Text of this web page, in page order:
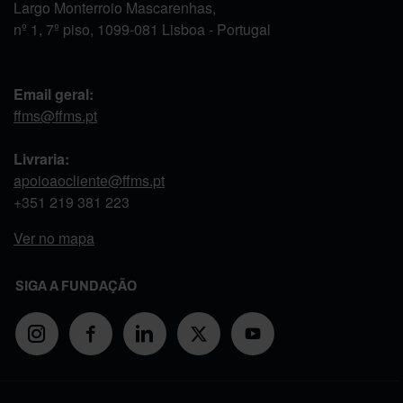
Largo Monterroio Mascarenhas,
nº 1, 7º piso, 1099-081 Lisboa - Portugal
Email geral:
ffms@ffms.pt
Livraria:
apoioaocliente@ffms.pt
+351 219 381 223
Ver no mapa
SIGA A FUNDAÇÃO